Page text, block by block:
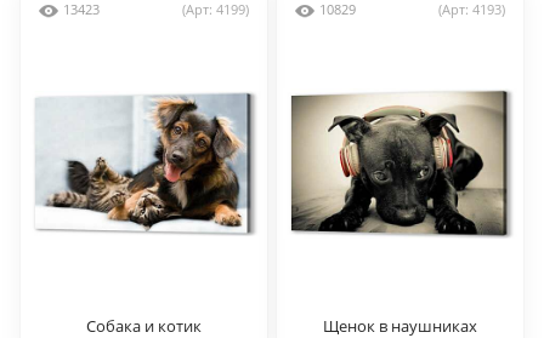
13423 (Арт: 4199)
Собака и котик
10829 (Арт: 4193)
Щенок в наушниках